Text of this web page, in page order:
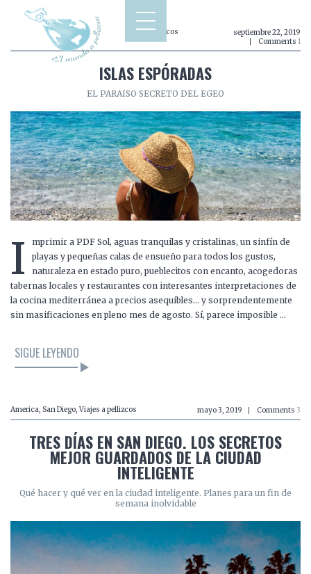
Grecia Islas espóradas Viajes a pellizcos
septiembre 22, 2019
Comments 1
ISLAS ESPÓRADAS
EL PARAISO SECRETO DEL EGEO
I
mprimir a PDF Sol, aguas tranquilas y cristalinas, un sinfín de
playas y pequeñas calas de ensueño para todos los gustos,
naturaleza en estado puro, pueblecitos con encanto, acogedoras
tabernas locales y restaurantes con interesantes interpretaciones de
la cocina mediterránea a precios asequibles… y sorprendentemente
sin masificaciones en pleno mes de agosto. Sí, parece imposible …
SIGUE LEYENDO
America, San Diego, Viajes a pellizcos mayo 3, 2019 Comments 3
TRES DÍAS EN SAN DIEGO. LOS SECRETOS
MEJOR GUARDADOS DE LA CIUDAD
INTELIGENTE
Qué hacer y qué ver en la ciudad inteligente. Planes para un fin de
semana inolvidable